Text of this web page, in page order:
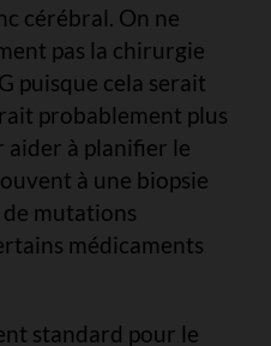
cérébral. On ne
pas la chirurgie
puisque cela serait
probablement plus
aider à planifier le
à une biopsie
mutations
médicaments
standard pour le